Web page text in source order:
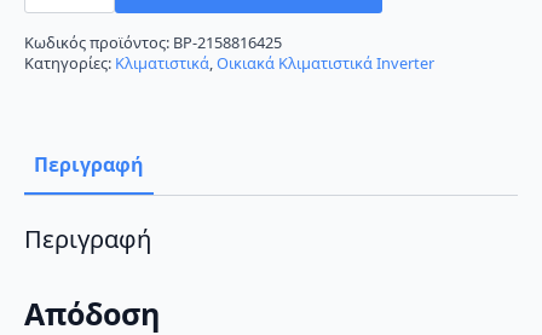
Avant
AR12TXEAAWKNEU
Κλιματιστικό
Inverter
με
Wi-
Fi
Κωδικός προϊόντος: BP-2158816425
Κατηγορίες: Κλιματιστικά,Οικιακά Κλιματιστικά Inverter
Περιγραφή
Περιγραφή
Απόδοση